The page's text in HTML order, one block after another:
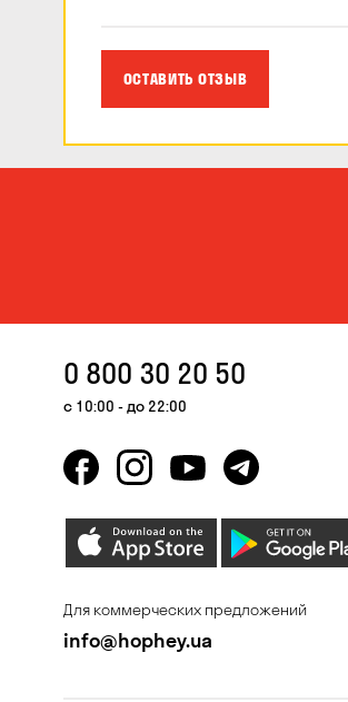
ОСТАВИТЬ ОТЗЫВ
0 800 30 20 50
с 10:00 - до 22:00
Для коммерческих предложений
info@hophey.ua